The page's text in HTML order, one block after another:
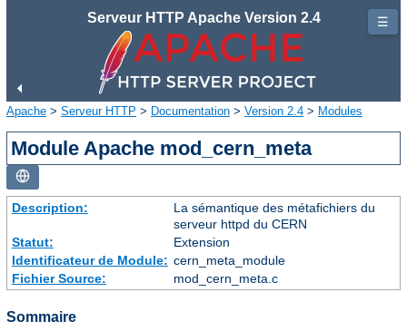
Serveur HTTP Apache Version 2.4
Apache > Serveur HTTP > Documentation > Version 2.4 > Modules
Module Apache mod_cern_meta
Description:
La sémantique des métafichiers du
serveur httpd du CERN
Statut:
Extension
Identificateur de Module: cern_meta_module
Fichier Source:
mod_cern_meta.c
Sommaire
☰